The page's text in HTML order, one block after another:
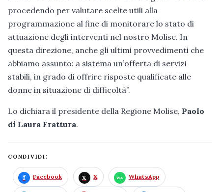
procedendo per valutare scelte utili alla
programmazione al fine di monitorare lo stato di
attuazione degli interventi nel nostro Molise. In
questa direzione, anche gli ultimi provvedimenti che
abbiamo assunto: a sistema un’offerta di servizi
stabili, in grado di offrire risposte qualificate alle
donne in situazione di difficoltà”.
Lo dichiara il presidente della Regione Molise, Paolo
di Laura Frattura.
CONDIVIDI:
Facebook X WhatsApp